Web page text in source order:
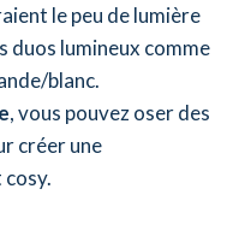
le peu de lumière
duos lumineux comme
blanc.
, vous pouvez oser des
créer une